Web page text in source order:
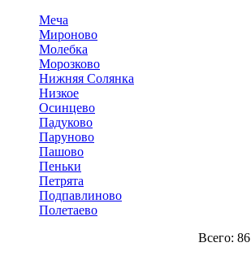
Меча
Мироново
Молебка
Морозково
Нижняя Солянка
Низкое
Осинцево
Падуково
Паруново
Пашово
Пеньки
Петрята
Подпавлиново
Полетаево
Всего: 86